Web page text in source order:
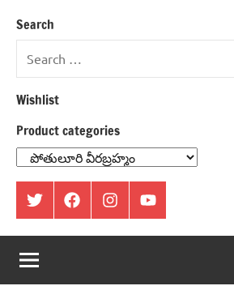
Search
Search
for:
Wishlist
Product categories
ట్విట్టర్
ఫేస్
బుక్
ఇంస్టాగ్రామ్యూట్యూబ్